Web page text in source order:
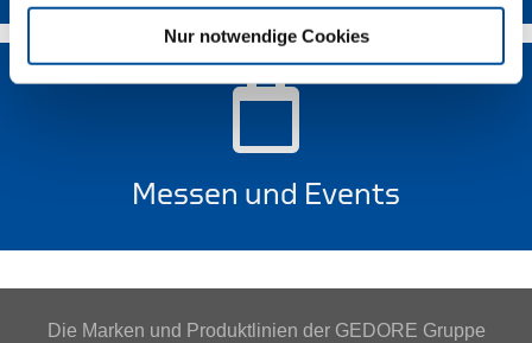
Nur notwendige Cookies
Messen und Events
Die Marken und Produktlinien der GEDORE Gruppe